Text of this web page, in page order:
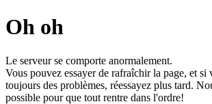
Oh oh
Le serveur se comporte anormalement.
Vous pouvez essayer de rafraîchir la page, et si
toujours des problèmes, réessayez plus tard.
possible pour que tout rentre dans l'ordre!